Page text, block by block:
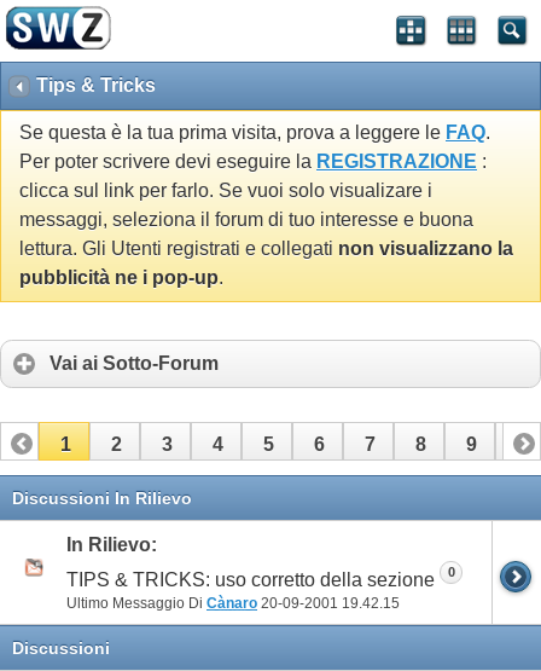
Tips & Tricks
Se questa è la tua prima visita, prova a leggere le FAQ.
Per poter scrivere devi eseguire la REGISTRAZIONE :
clicca sul link per farlo. Se vuoi solo visualizare i
messaggi, seleziona il forum di tuo interesse e buona
lettura. Gli Utenti registrati e collegati non visualizzano la
pubblicità ne i pop-up.
Vai ai Sotto-Forum
1 2 3 4 5 6 7 8 9 10
Discussioni In Rilievo
In Rilievo:
TIPS & TRICKS: uso corretto della sezione
Ultimo Messaggio Di Cànaro 20-09-2001 19.42.15
0
Discussioni